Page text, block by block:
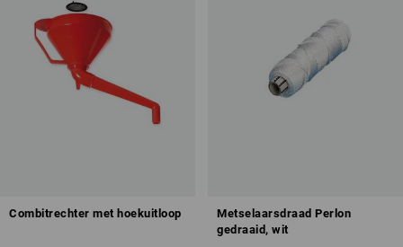
Combitrechter met hoekuitloop
Metselaarsdraad Perlon
gedraaid, wit